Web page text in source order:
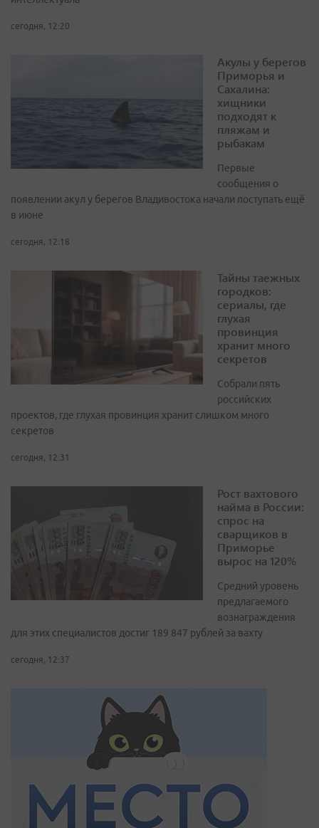
сегодня, 12:20
Акулы у берегов
Приморья и
Сахалина:
хищники
подходят к
пляжам и
рыбакам
Первые
сообщения о
появлении акул у берегов Владивостока начали поступать ещё
в июне
сегодня, 12:18
Тайны таежных
городков:
сериалы, где
глухая
провинция
хранит много
секретов
Собрали пять
российских
проектов, где глухая провинция хранит слишком много
секретов
сегодня, 12:31
Рост вахтового
найма в России:
спрос на
сварщиков в
Приморье
вырос на 120%
Средний уровень
предлагаемого
вознаграждения
для этих специалистов достиг 189 847 рублей за вахту
сегодня, 12:37